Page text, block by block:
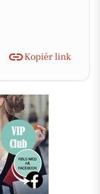
Kopiér link